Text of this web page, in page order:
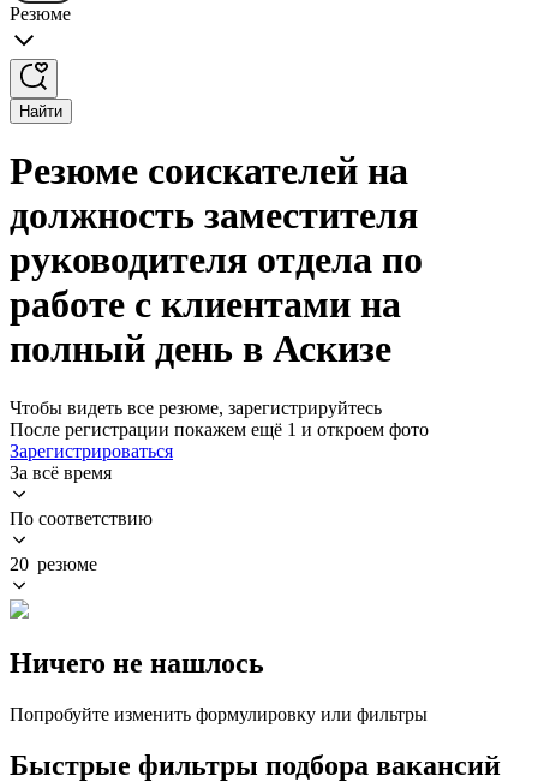
Резюме
Найти
Резюме соискателей на
должность заместителя
руководителя отдела по
работе с клиентами на
полный день в Аскизе
Чтобы видеть все резюме, зарегистрируйтесь
После регистрации покажем ещё 1 и откроем фото
Зарегистрироваться
За всё время
По соответствию
20 резюме
Ничего не нашлось
Попробуйте изменить формулировку или фильтры
Быстрые фильтры подбора вакансий